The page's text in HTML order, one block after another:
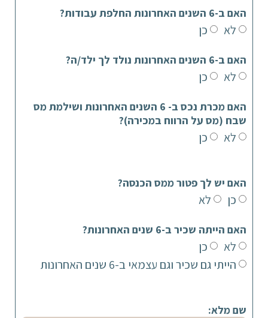
האם ב-6 השנים האחרונות החלפת עבודות?
לא כן
האם ב-6 השנים האחרונות נולד לך ילד/ה?
לא כן
האם מכרת נכס ב- 6 השנים האחרונות ושילמת מס
שבח (מס על הרווח במכירה)?
לא כן
האם יש לך פטור ממס הכנסה?
כן לא
האם הייתה שכיר ב-6 שנים האחרונות?
לא
כן
הייתי גם שכיר וגם עצמאי ב-6 שנים האחרונות
שם מלא: